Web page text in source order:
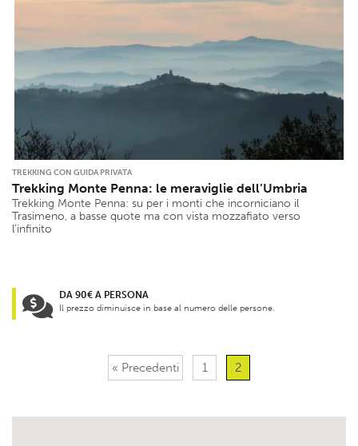
TREKKING CON GUIDA PRIVATA
Trekking Monte Penna: le meraviglie dell’Umbria
Trekking Monte Penna: su per i monti che incorniciano il
Trasimeno, a basse quote ma con vista mozzafiato verso
l’infinito
DA 90€ A PERSONA
Il prezzo diminuisce in base al numero delle persone.
« Precedenti 1 2